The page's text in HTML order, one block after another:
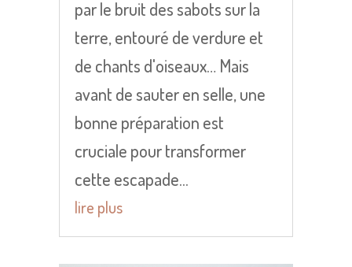
par le bruit des sabots sur la
terre, entouré de verdure et
de chants d'oiseaux… Mais
avant de sauter en selle, une
bonne préparation est
cruciale pour transformer
cette escapade...
lire plus